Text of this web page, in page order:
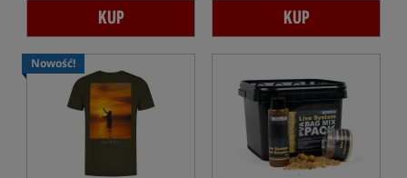
KUP KUP
Nowość!